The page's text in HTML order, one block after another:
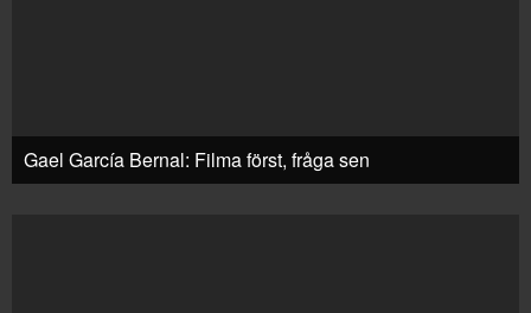
Gael García Bernal: Filma först, fråga sen